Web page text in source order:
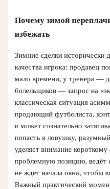
Почему зимой
избежать
Зимние сделки исторически
качества игрока: продавец
мало времени, у тренера —
болельщиков — запрос на
классическая ситуация
продающий футболиста,
и может сознательно
попасть в ловушку,
уделяет внимание
проблемную позицию, ведёт
не ждёт начала окна, чтобы
Важный практический